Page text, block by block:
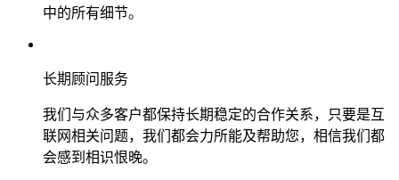
中的所有细节。
长期顾问服务
我们与众多客户都保持长期稳定的合作关系，只要是互
联网相关问题，我们都会力所能及帮助您，相信我们都
会感到相识恨晚。